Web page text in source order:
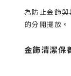
為防止金飾與
的分開擺放。
金飾清潔保